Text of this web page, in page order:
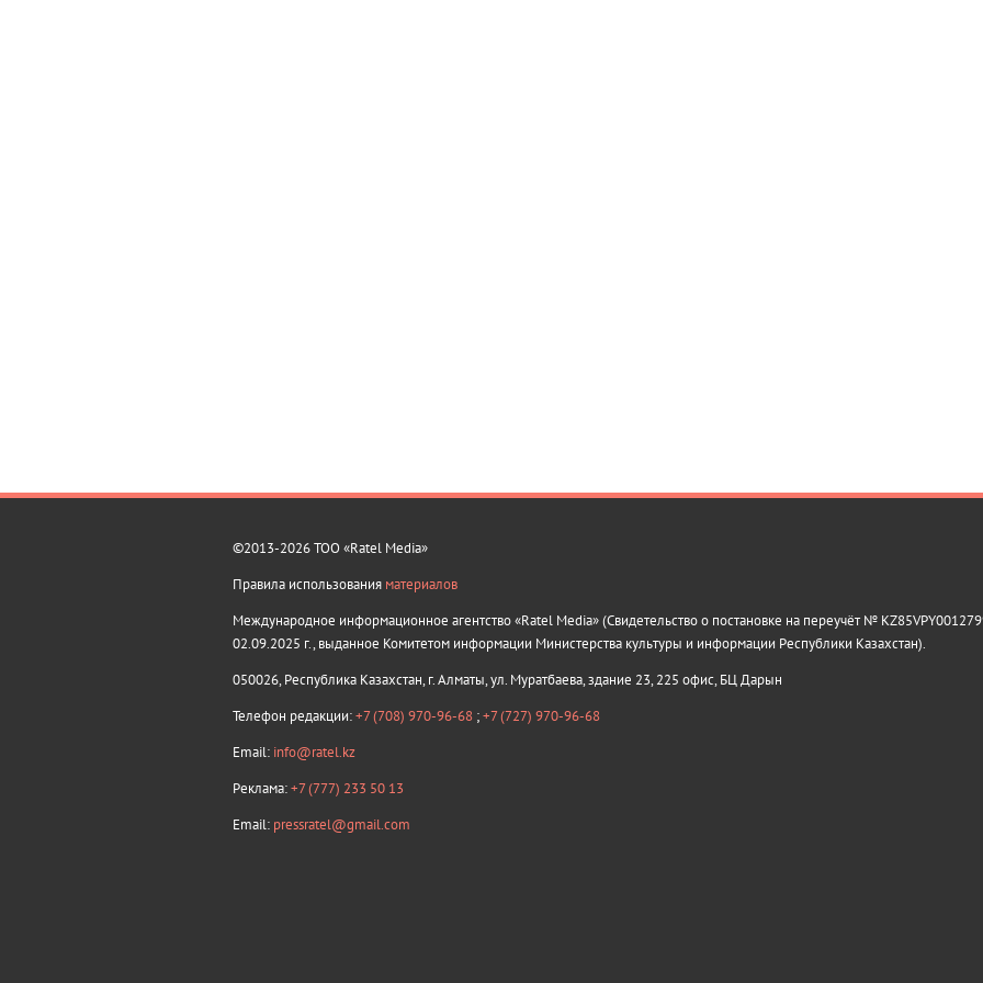
©2013-2026 ТОО «Ratel Media»
Правила использования материалов
Международное информационное агентство «Ratel Media» (Свидетельство о постановке на переучёт №
02.09.2025 г., выданное Комитетом информации Министерства культуры и информации Республики Казахстан).
050026, Республика Казахстан, г. Алматы, ул. Муратбаева, здание 23, 225 офис, БЦ Дарын
Телефон редакции:+7 (708) 970-96-68 ;+7 (727) 970-96-68
Email: info@ratel.kz
Реклама:+7 (777) 233 50 13
Email: pressratel@gmail.com